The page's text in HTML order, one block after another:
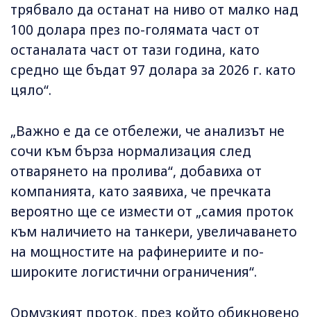
трябвало да останат на ниво от малко над
100 долара през по-голямата част от
останалата част от тази година, като
средно ще бъдат 97 долара за 2026 г. като
цяло“.
„Важно е да се отбележи, че анализът не
сочи към бърза нормализация след
отварянето на пролива“, добавиха от
компанията, като заявиха, че пречката
вероятно ще се измести от „самия проток
към наличието на танкери, увеличаването
на мощностите на рафинериите и по-
широките логистични ограничения“.
Ормузкият проток, през който обикновено